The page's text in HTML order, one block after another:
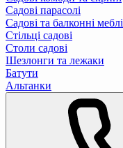
Садові парасолі
Садові та балконні меблі
Стільці садові
Столи садові
Шезлонги та лежаки
Батути
Альтанки